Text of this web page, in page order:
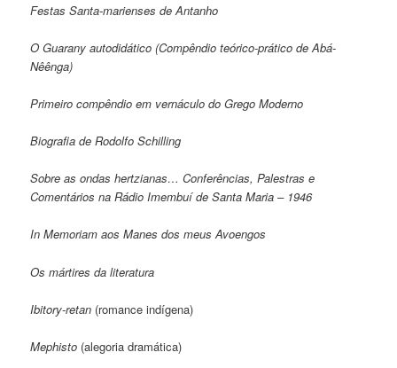
Festas Santa-marienses de Antanho
O Guarany autodidático (Compêndio teórico-prático de Abá-
Nêênga)
Primeiro compêndio em vernáculo do Grego Moderno
Biografia de Rodolfo Schilling
Sobre as ondas hertzianas… Conferências, Palestras e
Comentários na Rádio Imembuí de Santa Maria – 1946
In Memoriam aos Manes dos meus Avoengos
Os mártires da literatura
Ibitory-retan (romance indígena)
Mephisto (alegoria dramática)